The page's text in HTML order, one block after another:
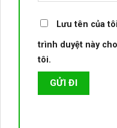
Lưu tên của
trình duyệt này
tôi.